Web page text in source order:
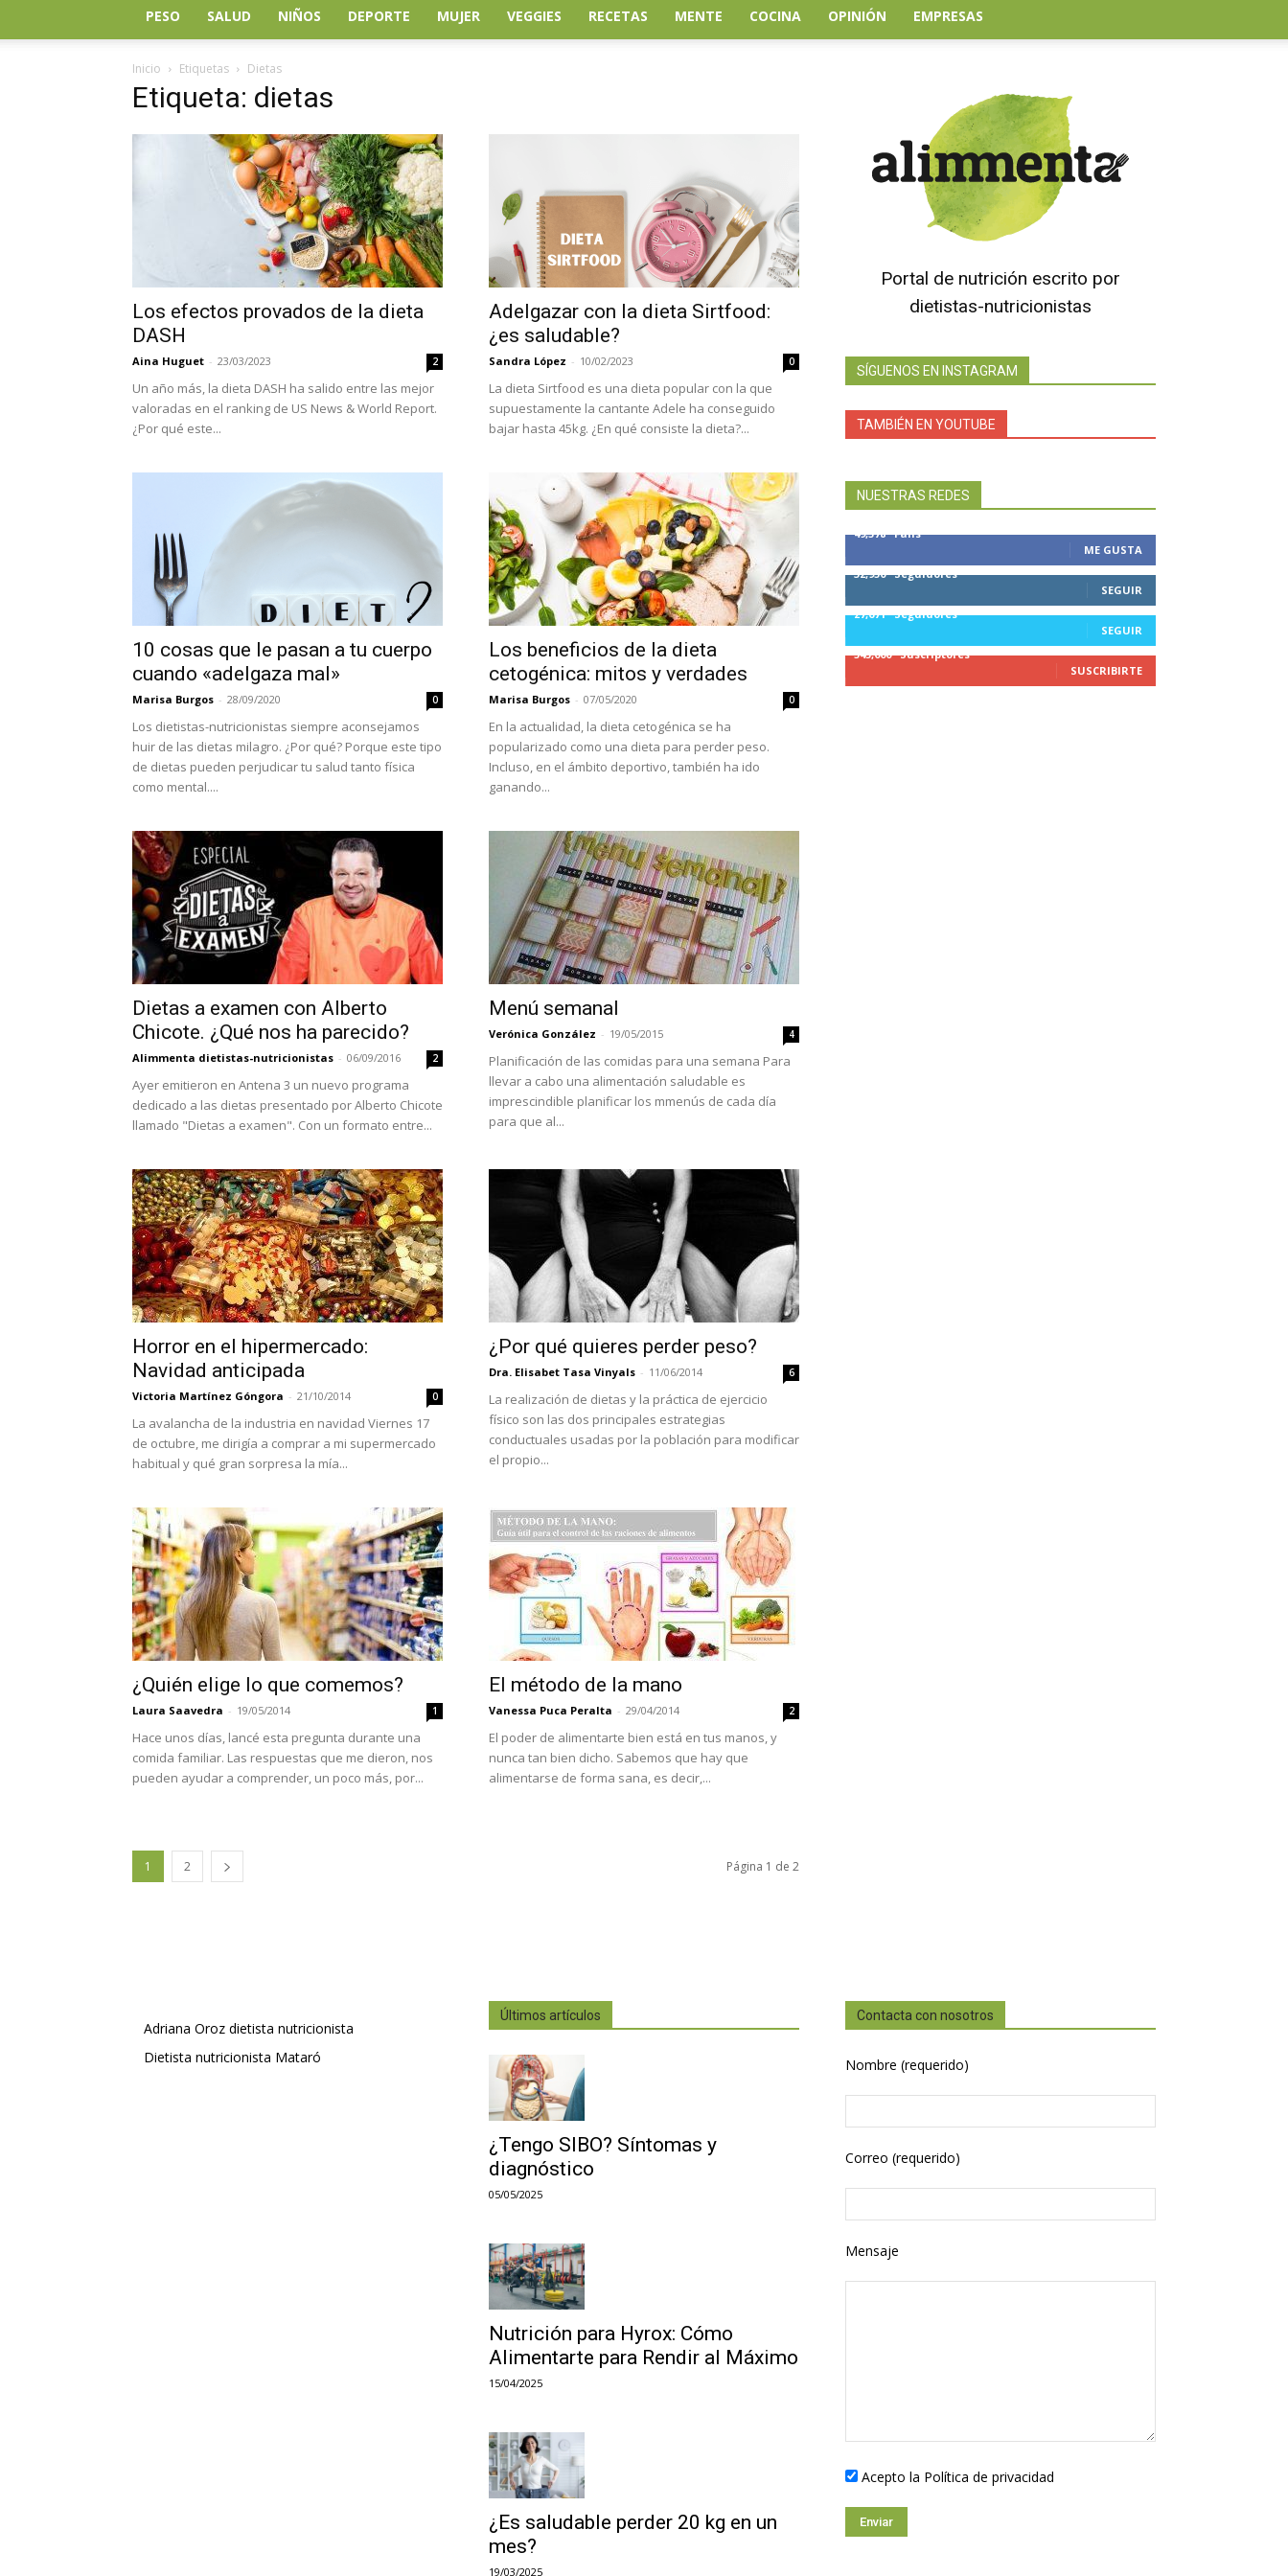
PESO SALUD NIÑOS DEPORTE MUJER VEGGIES RECETAS MENTE COCINA OPINIÓN EMPRESAS
Inicio Etiquetas Dietas
Etiqueta: dietas
Los efectos provados de la dieta
DASH
Aina Huguet - 23/03/2023 2
Un año más, la dieta DASH ha salido entre las mejor
valoradas en el ranking de US News & World Report.
¿Por qué este...
Adelgazar con la dieta Sirtfood:
¿es saludable?
Sandra López - 10/02/2023 0
La dieta Sirtfood es una dieta popular con la que
supuestamente la cantante Adele ha conseguido
bajar hasta 45kg. ¿En qué consiste la dieta?...
10 cosas que le pasan a tu cuerpo
cuando «adelgaza mal»
Marisa Burgos - 28/09/2020 0
Los dietistas-nutricionistas siempre aconsejamos
huir de las dietas milagro. ¿Por qué? Porque este tipo
de dietas pueden perjudicar tu salud tanto física
como mental....
Los beneficios de la dieta
cetogénica: mitos y verdades
Marisa Burgos - 07/05/2020 0
En la actualidad, la dieta cetogénica se ha
popularizado como una dieta para perder peso.
Incluso, en el ámbito deportivo, también ha ido
ganando...
Dietas a examen con Alberto
Chicote. ¿Qué nos ha parecido?
Alimmenta dietistas-nutricionistas - 06/09/2016 2
Ayer emitieron en Antena 3 un nuevo programa
dedicado a las dietas presentado por Alberto Chicote
llamado "Dietas a examen". Con un formato entre...
Menú semanal
Verónica González - 19/05/2015 4
Planificación de las comidas para una semana Para
llevar a cabo una alimentación saludable es
imprescindible planificar los mmenús de cada día
para que al...
Horror en el hipermercado:
Navidad anticipada
Victoria Martínez Góngora - 21/10/2014 0
La avalancha de la industria en navidad Viernes 17
de octubre, me dirigía a comprar a mi supermercado
habitual y qué gran sorpresa la mía...
¿Por qué quieres perder peso?
Dra. Elisabet Tasa Vinyals - 11/06/2014 6
La realización de dietas y la práctica de ejercicio
físico son las dos principales estrategias
conductuales usadas por la población para modificar
el propio...
¿Quién elige lo que comemos?
Laura Saavedra - 19/05/2014 1
Hace unos días, lancé esta pregunta durante una
comida familiar. Las respuestas que me dieron, nos
pueden ayudar a comprender, un poco más, por...
El método de la mano
Vanessa Puca Peralta - 29/04/2014 2
El poder de alimentarte bien está en tus manos, y
nunca tan bien dicho. Sabemos que hay que
alimentarse de forma sana, es decir,...
1 2 Página 1 de 2
Portal de nutrición escrito por
dietistas-nutricionistas
SÍGUENOS EN INSTAGRAM
TAMBIÉN EN YOUTUBE
NUESTRAS REDES
49,578 Fans
ME GUSTA
32,950 Seguidores
SEGUIR
27,671 Seguidores
SEGUIR
545,000 Suscriptores
SUSCRIBIRTE
Adriana Oroz dietista nutricionista
Dietista nutricionista Mataró
Últimos artículos
¿Tengo SIBO? Síntomas y
diagnóstico
05/05/2025
Nutrición para Hyrox: Cómo
Alimentarte para Rendir al Máximo
15/04/2025
¿Es saludable perder 20 kg en un
mes?
19/03/2025
Contacta con nosotros
Nombre (requerido)
Correo (requerido)
Mensaje
Acepto la Política de privacidad